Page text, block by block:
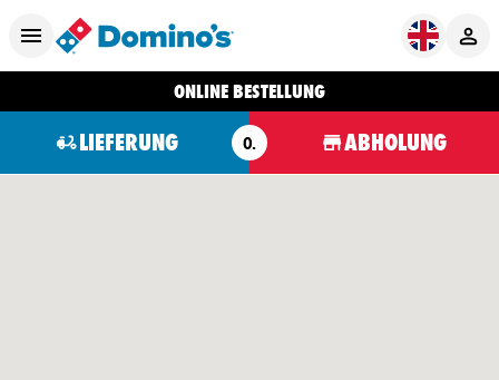
ONLINE BESTELLUNG
LIEFERUNG O. ABHOLUNG